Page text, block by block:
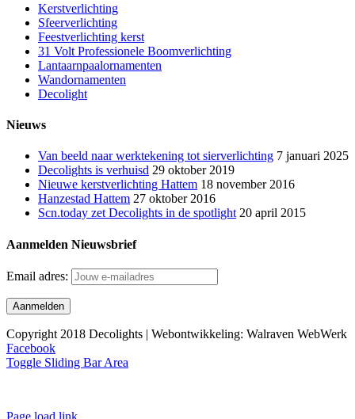
Kerstverlichting
Sfeerverlichting
Feestverlichting kerst
31 Volt Professionele Boomverlichting
Lantaarnpaalornamenten
Wandornamenten
Decolight
Nieuws
Van beeld naar werktekening tot sierverlichting 7 januari 2025
Decolights is verhuisd 29 oktober 2019
Nieuwe kerstverlichting Hattem 18 november 2016
Hanzestad Hattem 27 oktober 2016
Scn.today zet Decolights in de spotlight 20 april 2015
Aanmelden Nieuwsbrief
Email adres:
Copyright 2018 Decolights | Webontwikkeling: Walraven WebWerk
Facebook
Toggle Sliding Bar Area
Page load link